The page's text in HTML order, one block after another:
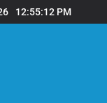
12:55:13 PM